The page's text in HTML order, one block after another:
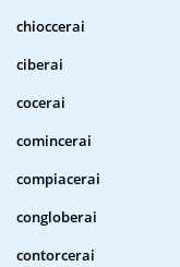
chioccerai
ciberai
cocerai
comincerai
compiacerai
congloberai
contorcerai